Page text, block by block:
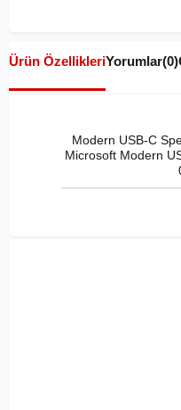
Ürün ÖzellikleriYorumlar(0)
Modern USB-C
Microsoft Modern